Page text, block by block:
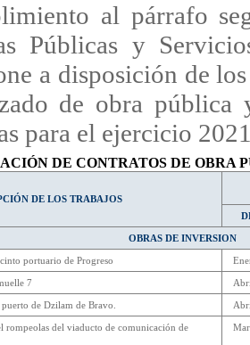
al párrafo
Públicas y
a disposición de
de obra pública
para el ejercicio
DE CONTRATOS DE OBRA
DE LOS TRABAJOS
OBRAS DE INVERSION
portuario de Progreso
7
de Dzilam de Bravo.
rompeolas del viaducto de comunicación de